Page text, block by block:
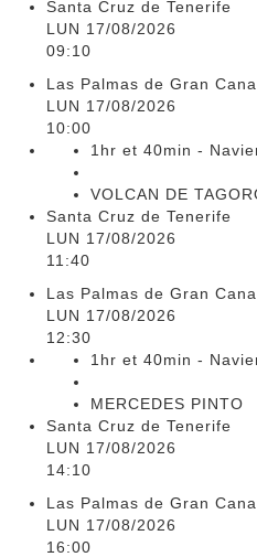
Santa Cruz de Tenerife
LUN 17/08/2026
09:10
Las Palmas de Gran
LUN 17/08/2026
10:00
1hr et 40min -
VOLCAN DE
Santa Cruz de Tenerife
LUN 17/08/2026
11:40
Las Palmas de Gran
LUN 17/08/2026
12:30
1hr et 40min -
MERCEDES PINTO
Santa Cruz de Tenerife
LUN 17/08/2026
14:10
Las Palmas de Gran
LUN 17/08/2026
16:00